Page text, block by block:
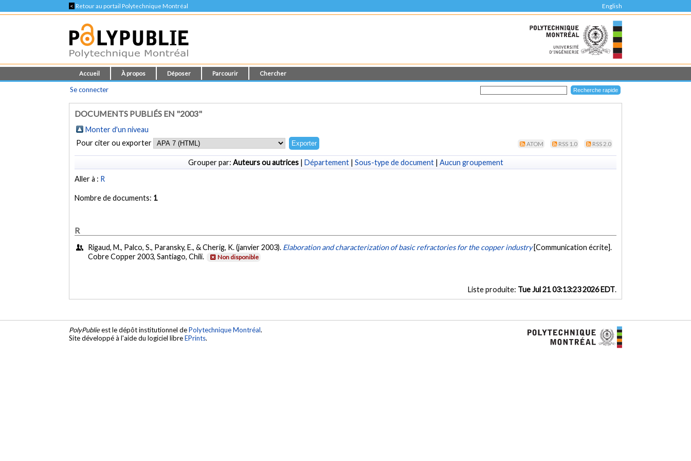
< Retour au portail Polytechnique Montréal English
Accueil À propos Déposer Parcourir Chercher
Se connecter
DOCUMENTS PUBLIÉS EN "2003"
Monter d'un niveau
Pour citer ou exporter
ATOM RSS 1.0 RSS 2.0
Grouper par: Auteurs ou autrices| Département| Sous-type de document| Aucun groupement
Aller à : R
Nombre de documents: 1
R
Rigaud, M., Palco, S., Paransky, E., & Cherig, K. (janvier 2003). Elaboration and characterization of basic refractories for the copper industry [Communication écrite].
Cobre Copper 2003, Santiago, Chili.
Non disponible
Liste produite: Tue Jul 21 03:13:23 2026 EDT.
PolyPublieest le dépôt institutionnel dePolytechnique Montréal.
Site développé à l'aide du logiciel libreEPrints.